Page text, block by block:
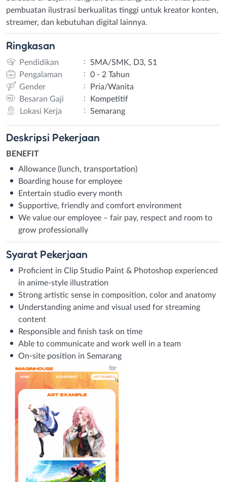
pembuatan ilustrasi berkualitas tinggi untuk kreator konten,
streamer, dan kebutuhan digital lainnya.
Ringkasan
Pendidikan :
SMA/SMK, D3, S1
Pengalaman
:
0 - 2 Tahun
Gender
:
Pria/Wanita
Besaran Gaji
:
Kompetitif
Lokasi Kerja
: Semarang
Deskripsi Pekerjaan
BENEFIT
Allowance (lunch, transportation)
Boarding house for employee
Entertain studio every month
Supportive, friendly and comfort environment
We value our employee – fair pay, respect and room to
grow professionally
Syarat Pekerjaan
Proficient in Clip Studio Paint & Photoshop experienced
in anime-style illustration
Strong artistic sense in composition, color and anatomy
Understanding anime and visual used for streaming
content
Responsible and finish task on time
Able to communicate and work well in a team
On-site position in Semarang